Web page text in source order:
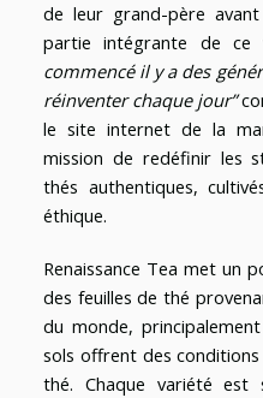
de leur grand-père
partie intégrante de ce
commencé il y a des
réinventer chaque jour”
le site internet de la
mission de redéfinir les
thés authentiques,
éthique.
Renaissance Tea met un
des feuilles de thé
du monde,
sols offrent des
thé. Chaque variété est